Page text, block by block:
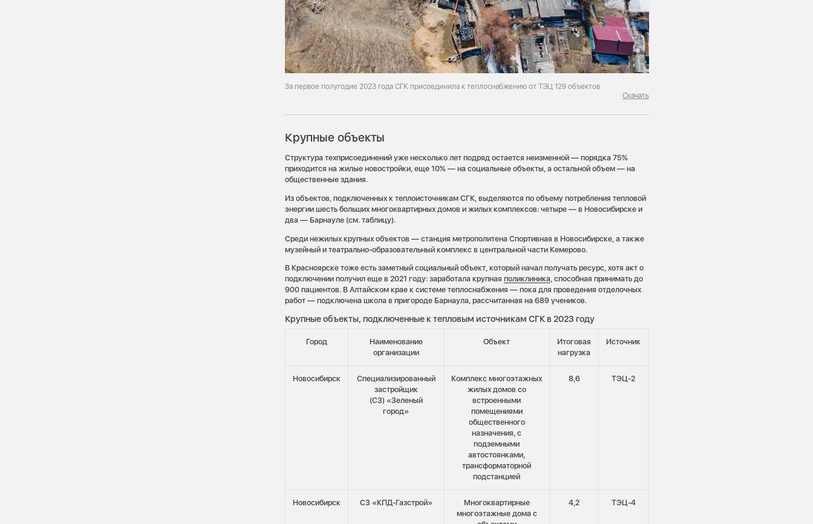
За первое полугодие 2023 года СГК присоединила к теплоснабжению от ТЭЦ 129 объектов
Скачать
Крупные объекты
Структура техприсоединений уже несколько лет подряд остается неизменной — порядка 75%
приходится на жилые новостройки, еще 10% — на социальные объекты, а остальной объем — на
общественные здания.
Из объектов, подключенных к теплоисточникам СГК, выделяются по объему потребления тепловой
энергии шесть больших многоквартирных домов и жилых комплексов: четыре — в Новосибирске и
два — Барнауле (см. таблицу).
Среди нежилых крупных объектов — станция метрополитена Спортивная в Новосибирске, а также
музейный и театрально-образовательный комплекс в центральной части Кемерово.
В Красноярске тоже есть заметный социальный объект, который начал получать ресурс, хотя акт о
подключении получил еще в 2021 году: заработала крупнаяполиклиника, способная принимать до
900 пациентов. В Алтайском крае к системе теплоснабжения — пока для проведения отделочных
работ — подключена школа в пригороде Барнаула, рассчитанная на 689 учеников.
Крупные объекты, подключенные к тепловым источникам СГК в 2023 году
Город
Наименование
организации
Объект
Итоговая
нагрузка
Источник
Новосибирск
Специализированный
застройщик
(СЗ) «Зеленый
город»
Комплекс многоэтажных
жилых домов со
встроенными
помещениями
общественного
назначения, с
подземными
автостоянками,
трансформаторной
подстанцией
8,6 ТЭЦ-2
Новосибирск СЗ «КПД-Газстрой»
Многоквартирные
многоэтажные дома с
4,2 ТЭЦ-4